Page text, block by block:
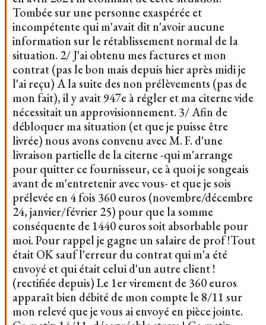
Tombée sur une personne exaspérée et
incompétente qui m'avait dit n'avoir aucune
information sur le rétablissement normal de la
situation. 2/ J'ai obtenu mes factures et mon
contrat (pas le bon mais depuis hier après midi je
l'ai reçu) A la suite des non prélèvements (pas de
mon fait), il y avait 947e à régler et ma citerne vide
nécessitait un approvisionnement. 3/ Afin de
débloquer ma situation (et que je puisse être
livrée) nous avons convenu avec M. F. d'une
livraison partielle de la citerne -qui m'arrange
pour quitter ce fournisseur, ce à quoi je songeais
avant de m'entretenir avec vous- et que je sois
prélevée en 4 fois 360 euros (novembre/décembre
24, janvier/février 25) pour que la somme
conséquente de 1440 euros soit absorbable pour
moi. Pour rappel je gagne un salaire de prof !Tout
était OK sauf l'erreur du contrat qui m'a été
envoyé et qui était celui d'un autre client !
(rectifiée depuis) Le 1er virement de 360 euros
apparaît bien débité de mon compte le 8/11 sur
mon relevé que je vous ai envoyé en pièce jointe.